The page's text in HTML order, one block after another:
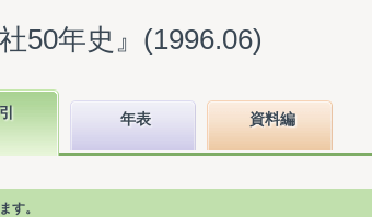
50年史』(1996.06)
年表 資料編
す。